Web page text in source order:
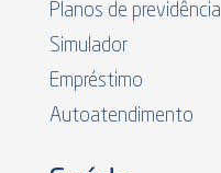
Planos de previdência
Simulador
Empréstimo
Autoatendimento